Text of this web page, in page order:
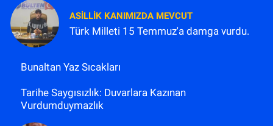
ASILLIK KANIMIZDA MEVCUT
Türk Milleti 15 Temmuz'a damga vurdu.
Bunaltan Yaz Sıcakları
Tarihe Saygısızlık: Duvarlara Kazınan
Vurdumduymazlık